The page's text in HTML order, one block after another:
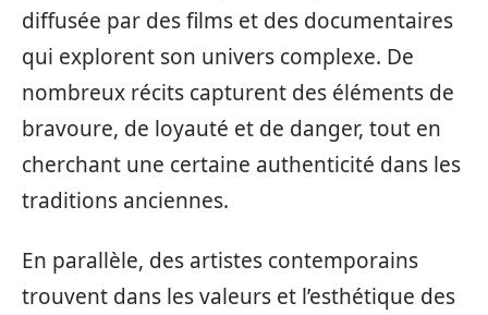
diffusée par des films et des documentaires
qui explorent son univers complexe. De
nombreux récits capturent des éléments de
bravoure, de loyauté et de danger, tout en
cherchant une certaine authenticité dans les
traditions anciennes.
En parallèle, des artistes contemporains
trouvent dans les valeurs et l’esthétique des